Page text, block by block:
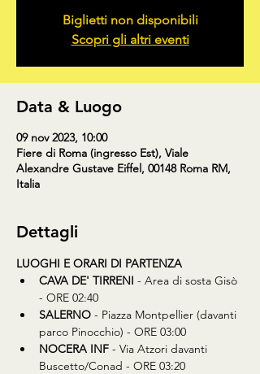
Biglietti non disponibili
Scopri gli altri eventi
Data & Luogo
09 nov 2023, 10:00
Fiere di Roma (ingresso Est), Viale
Alexandre Gustave Eiffel, 00148 Roma RM,
Italia
Dettagli
LUOGHI E ORARI DI PARTENZA
CAVA DE' TIRRENI - Area di sosta Gisò
- ORE 02:40
SALERNO - Piazza Montpellier (davanti
parco Pinocchio) - ORE 03:00
NOCERA INF - Via Atzori davanti
Buscetto/Conad - ORE 03:20